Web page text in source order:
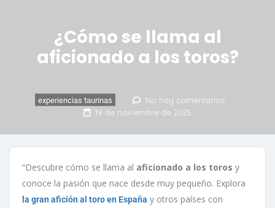
¿Cómo se llama al
aficionado a los toros?
experiencias taurinas
No hay comentarios
19 de noviembre de 2025
“Descubre cómo se llama al aficionado a los toros y
conoce la pasión que nace desde muy pequeño. Explora
la gran afición al toro en España y otros países con